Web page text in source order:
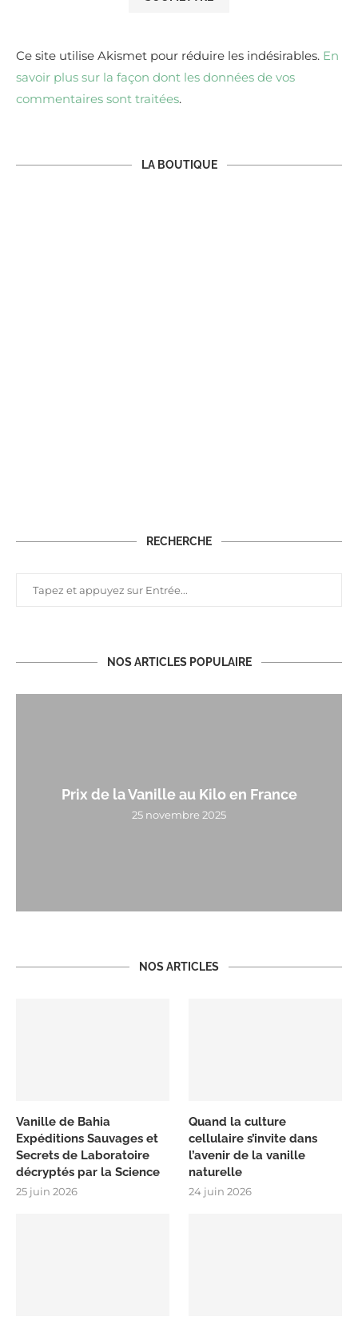
Ce site utilise Akismet pour réduire les indésirables. En
savoir plus sur la façon dont les données de vos
commentaires sont traitées.
LA BOUTIQUE
RECHERCHE
NOS ARTICLES POPULAIRE
Prix de la Vanille au Kilo en France
25 novembre 2025
NOS ARTICLES
Vanille de Bahia
Expéditions Sauvages et
Secrets de Laboratoire
décryptés par la Science
25 juin 2026
Quand la culture
cellulaire s’invite dans
l’avenir de la vanille
naturelle
24 juin 2026